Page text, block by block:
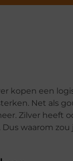
kopen een
Net als
Zilver heeft
waarom